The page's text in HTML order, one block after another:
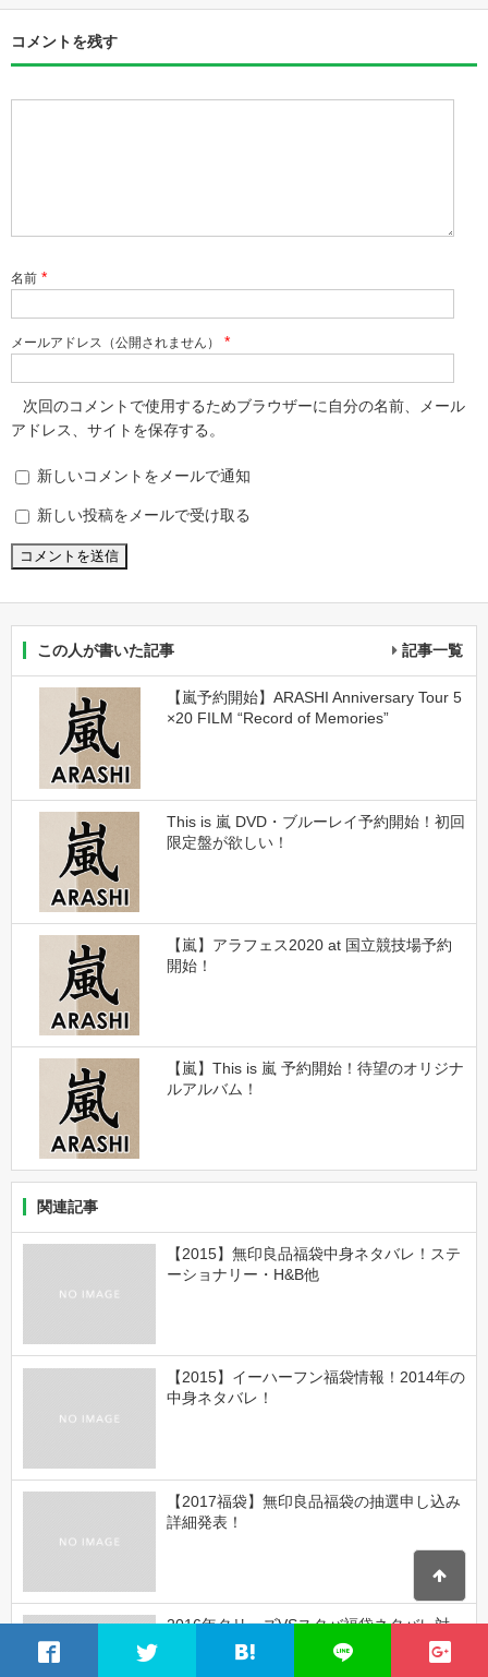
コメントを残す
名前 *
メールアドレス（公開されません） *
次回のコメントで使用するためブラウザーに自分の名前、メール
アドレス、サイトを保存する。
新しいコメントをメールで通知
新しい投稿をメールで受け取る
この人が書いた記事 記事一覧
【嵐予約開始】ARASHI Anniversary Tour 5
×20 FILM “Record of Memories”
This is 嵐 DVD・ブルーレイ予約開始！初回
限定盤が欲しい！
【嵐】アラフェス2020 at 国立競技場予約
開始！
【嵐】This is 嵐 予約開始！待望のオリジナ
ルアルバム！
関連記事
【2015】無印良品福袋中身ネタバレ！ステ
ーショナリー・H&B他
【2015】イーハーフン福袋情報！2014年の
中身ネタバレ！
【2017福袋】無印良品福袋の抽選申し込み
詳細発表！
2016年タリーズVSスタバ福袋ネタバレ対
決！どちらがお得？